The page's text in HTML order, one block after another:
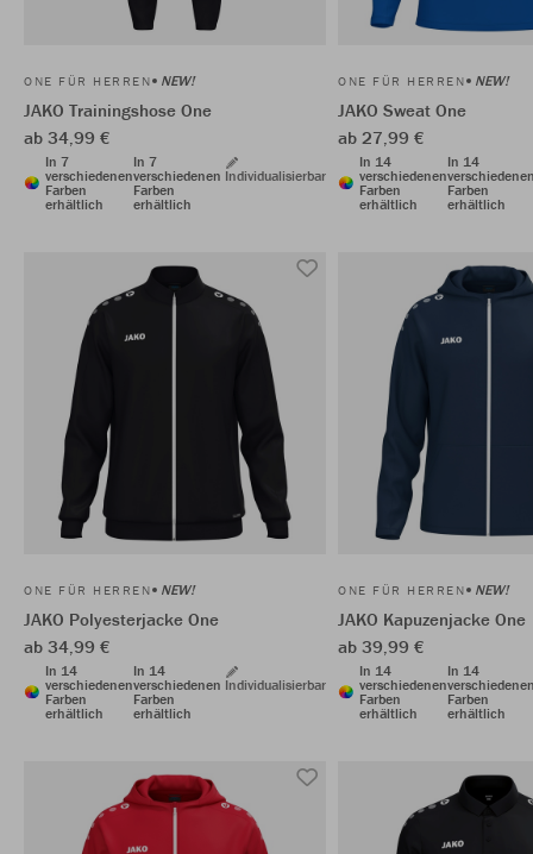
ONE FÜR HERREN NEW!
JAKO Trainingshose One
ab 34,99 €
In 7
verschiedenen
Farben
erhältlich
In 7
verschiedenen
Farben
erhältlich
Individualisierbar
ONE FÜR HERREN NEW!
JAKO Sweat One
ab 27,99 €
In 14
verschiedenen
Farben
erhältlich
In 14
Farben
erhältlich
ONE FÜR HERREN NEW!
JAKO Polyesterjacke One
ab 34,99 €
In 14
verschiedenen
Farben
erhältlich
In 14
verschiedenen
Farben
erhältlich
Individualisierbar
ONE FÜR HERREN NEW!
JAKO Kapuzenjacke One
ab 39,99 €
In 14
verschiedenen
Farben
erhältlich
In 14
Farben
erhältlich